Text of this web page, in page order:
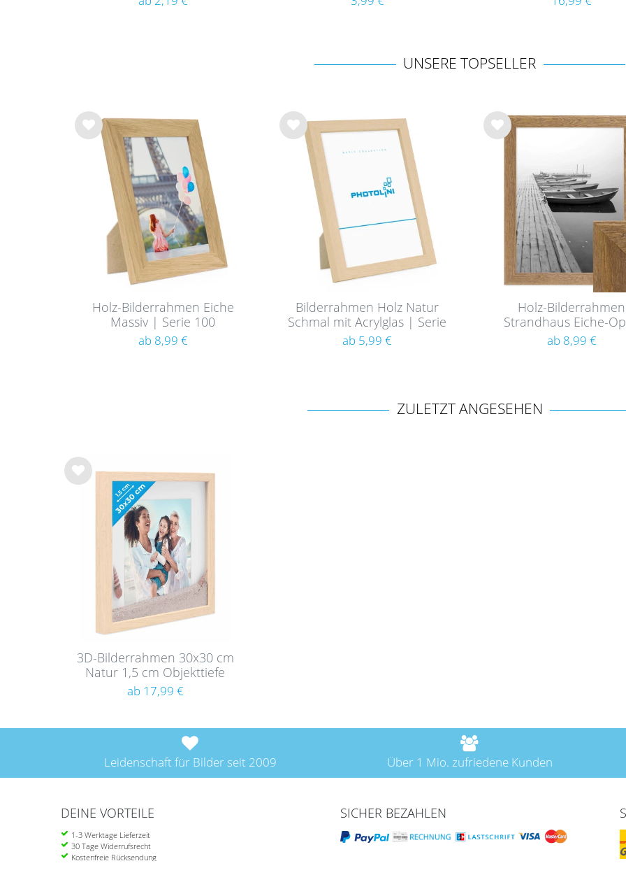
gestalten
UNSERE TOPSELLER
Wu
Holz-Bilderrahmen Eiche
Massiv | Serie 100
ab 8,99 €
Wu
Bilderrahmen Holz Natur
Schmal mit Acrylglas | Serie
180
ab 5,99 €
Wu
Holz-Bilderrahmen
Strandhaus Eiche-
Rustikal
ab 8,99 €
ZULETZT ANGESEHEN
Wu
3D-Bilderrahmen 30x30 cm
Natur 1,5 cm Objekttiefe
ab 17,99 €
Leidenschaft für Bilder seit 2009 Über 1 Mio. zufriedene Kunden
DEINE VORTEILE
1-3 Werktage Lieferzeit
30 Tage Widerrufsrecht
Kostenfreie Rücksendung
SICHER BEZAHLEN